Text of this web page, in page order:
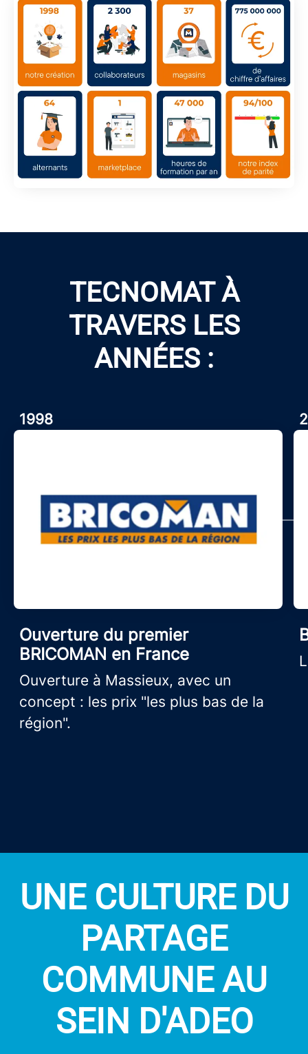
TECNOMAT À
TRAVERS LES
ANNÉES :
1998
Ouverture du premier
BRICOMAN en France
Ouverture à Massieux, avec un
concept : les prix "les plus bas de la
région".
UNE CULTURE DU
PARTAGE
COMMUNE AU
SEIN D'ADEO